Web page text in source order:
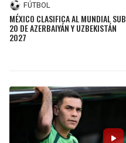
FÚTBOL
MÉXICO CLASIFICA AL MUNDIAL SUB
20 DE AZERBAIYÁN Y UZBEKISTÁN
2027